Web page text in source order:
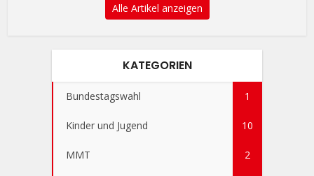
Alle Artikel anzeigen
KATEGORIEN
Bundestagswahl 1
Kinder und Jugend 10
MMT 2